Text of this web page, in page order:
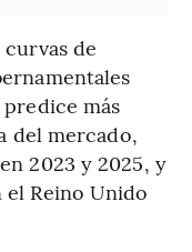
de
más
del mercado,
2023 y 2025, y
Reino Unido